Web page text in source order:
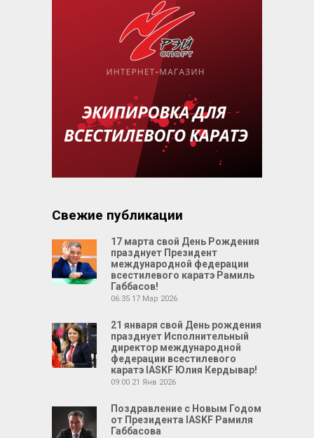
Свежие публикации
17 марта свой День Рождения
празднует Президент
международной федерации
всестилевого каратэ Рамиль
Габбасов!
06:35 17 Мар 2026
21 января свой День рождения
празднует Исполнительный
директор международной
федерации всестилевого
каратэ IASKF Юлия Кердывар!
09:00 21 Янв 2026
Поздравление с Новым Годом
от Президента IASKF Рамиля
Габбасова